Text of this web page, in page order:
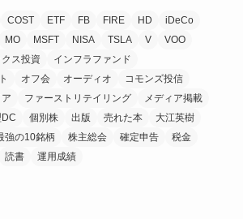
COST ETF FB FIRE HD
iDeCo
MO MSFT NISA TSLA V
VOO
ス投資
インフラファンド
オフ会 オーディオ
コモンズ投信
ファーストリテイリング
メディア掲載
個別株 出版 売れた本
大江英樹
強の10銘柄 株主総会 確定申告
税金
読書 運用成績